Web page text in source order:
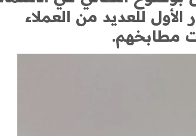
الأول للعديد من العملاء
مطابخهم.